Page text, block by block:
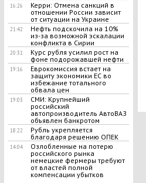
16:26
Керри: Отмена санкций в
отношении России зависит
от ситуации на Украине
21:42
Нефть подскочила на 10%
из-за возможной эскалации
конфликта в Сирии
20:31
Курс рубля усилил рост на
фоне подорожавшей нефти
19:16
​Еврокомиссия встает на
защиту экономики ЕС во
избежание тотального
обвала цен
19:03
СМИ: Крупнейший
российский
автопроизводитель АвтоВАЗ
объявлен банкротом
18:22
Рубль укрепляется
благодаря решению ОПЕК
14:04
Озлобленные на потерю
российского рынка
немецкие фермеры требуют
от властей полной
компенсации убытков